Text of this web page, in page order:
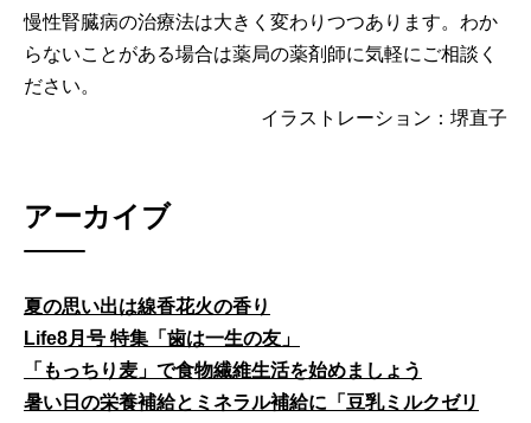
慢性腎臓病の治療法は大きく変わりつつあります。わか
らないことがある場合は薬局の薬剤師に気軽にご相談く
ださい。
イラストレーション：堺直子
アーカイブ
夏の思い出は線香花火の香り
Life8月号 特集「歯は一生の友」
「もっちり麦」で食物繊維生活を始めましょう
暑い日の栄養補給とミネラル補給に「豆乳ミルクゼリ